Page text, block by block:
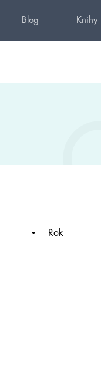
Blog Knihy
Rok